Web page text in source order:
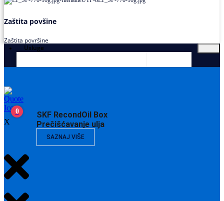
Zaštita povšine
Zaštita površine
Usluge
SKF RecondOil Box
Prečišćavanje ulja
SAZNAJ VIŠE
0
X